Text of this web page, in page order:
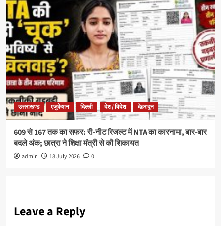
उत्तराखण्ड एजुकेशन दिल्ली देश / विदेश देहरादून
609 से 167 तक का सफर: री-नीट रिजल्ट में NTA का कारनामा, बार-बार
बदले अंक; छात्रा ने शिक्षा मंत्री से की शिकायत
admin 18 July 2026 0
Leave a Reply